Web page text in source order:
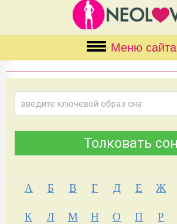
Меню сайта
А Б В Г Д Е Ж
К
Л М Н О П Р